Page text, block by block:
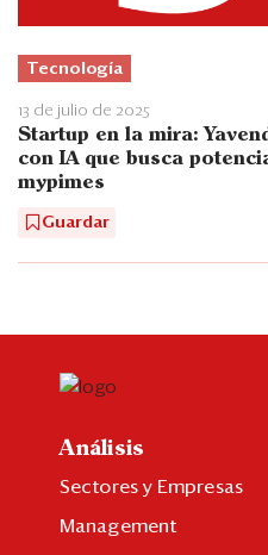
Tecnología
13 de julio de 2025
Startup en la mira:
con IA que busca
mypimes
Guardar
Análisis
Sectores y Empresas
Management